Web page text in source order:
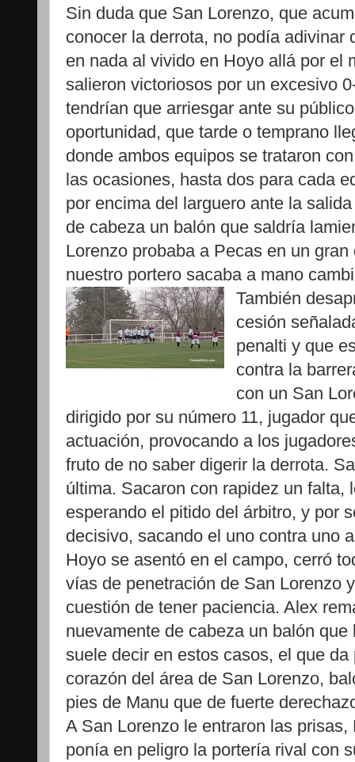
Sin duda que San Lorenzo, que
conocer la derrota, no podía adivinar
en nada al vivido en Hoyo allá por el
salieron victoriosos por un excesivo
tendrían que arriesgar ante su
oportunidad, que tarde o temprano
donde ambos equipos se trataron
las ocasiones, hasta dos para cada
por encima del larguero ante la
de cabeza un balón que saldría
Lorenzo probaba a Pecas en un
nuestro portero sacaba a mano
También
cesión
penalti y que
contra la
con un San
dirigido por su número 11, jugador
actuación, provocando a los
fruto de no saber digerir la derrota.
última. Sacaron con rapidez un falta,
esperando el pitido del árbitro, y por
decisivo, sacando el uno contra uno
Hoyo se asentó en el campo, cerró
vías de penetración de San Lorenzo
cuestión de tener paciencia. Alex
nuevamente de cabeza un balón
suele decir en estos casos, el que
corazón del área de San Lorenzo,
pies de Manu que de fuerte
A San Lorenzo le entraron las
ponía en peligro la portería rival con